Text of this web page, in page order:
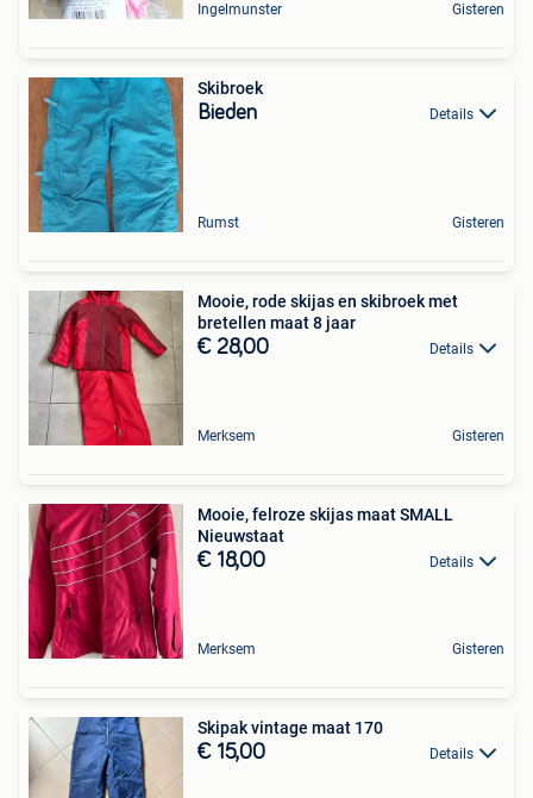
Ingelmunster Gisteren
Skibroek
Bieden Details
Rumst Gisteren
Mooie, rode skijas en skibroek met
bretellen maat 8 jaar
€ 28,00 Details
Merksem Gisteren
Mooie, felroze skijas maat SMALL
Nieuwstaat
€ 18,00 Details
Merksem Gisteren
Skipak vintage maat 170
€ 15,00 Details